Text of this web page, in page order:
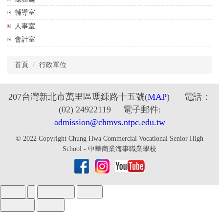
輔導室
人事室
會計室
首頁 行政單位
207台灣新北市萬里區瑪鋉路十五號(MAP) 電話：
(02) 24922119 電子郵件:
admission@chmvs.ntpc.edu.tw
© 2022 Copyright Chung Hwa Commercial Vocational Senior High
School - 中華商業海事職業學校